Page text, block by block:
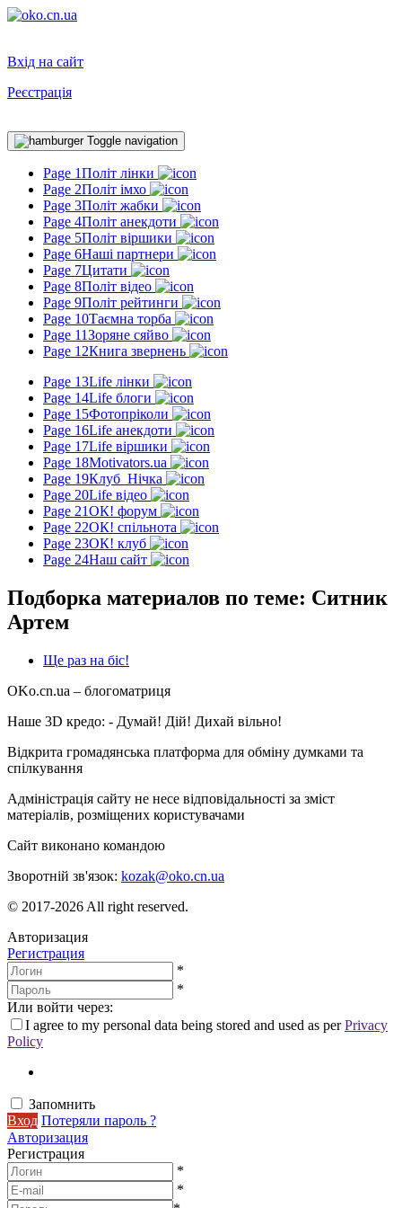
Вхід на сайт
Реєстрація
Toggle navigation
Page 1Політ лінки
Page 2Політ імхо
Page 3Політ жабки
Page 4Політ анекдоти
Page 5Політ віршики
Page 6Наші партнери
Page 7Цитати
Page 8Політ відео
Page 9Політ рейтинги
Page 10Таємна торба
Page 11Зоряне сяйво
Page 12Книга звернень
Page 13Life лінки
Page 14Life блоги
Page 15Фотопріколи
Page 16Life анекдоти
Page 17Life віршики
Page 18Motivators.ua
Page 19Клуб_Нічка
Page 20Life відео
Page 21ОК! форум
Page 22ОК! спільнота
Page 23ОК! клуб
Page 24Наш сайт
Подборка материалов по теме: Ситник
Артем
Ще раз на біс!
OKo.cn.ua – блогоматриця
Наше 3D кредо: - Думай! Дій! Дихай вільно!
Відкрита громадянська платформа для обміну думками та
спілкування
Адміністрація сайту не несе відповідальності за зміст
матеріалів, розміщених користувачами
Сайт виконано командою
Зворотній зв'язок: kozak@oko.cn.ua
© 2017-2026 All right reserved.
Авторизация
Регистрация
*
*
Или войти через:
I agree to my personal data being stored and used as perPrivacy
Policy
Запомнить
Вход Потеряли пароль ?
Авторизация
Регистрация
*
*